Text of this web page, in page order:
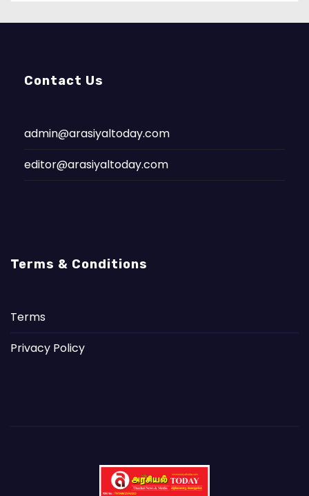
Contact Us
admin@arasiyaltoday.com
editor@arasiyaltoday.com
Terms & Conditions
Terms
Privacy Policy